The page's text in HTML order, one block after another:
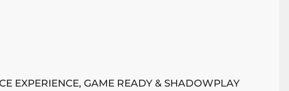
EXPERIENCE, GAME READY & SHADOWPLAY